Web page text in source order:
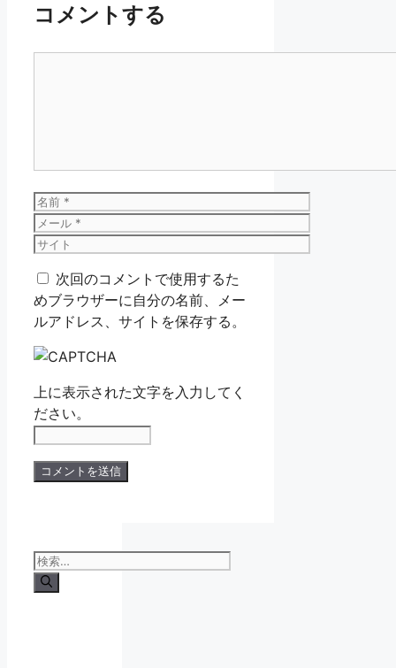
コメントする
名
前
メ
ー
サ
ト 次回のコメントで使用するた
めブラウザーに自分の名前、メー
ルアドレス、サイトを保存する。
上に表示された文字を入力してく
ださい。
検
索: